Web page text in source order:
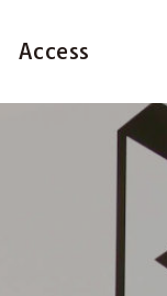
Access